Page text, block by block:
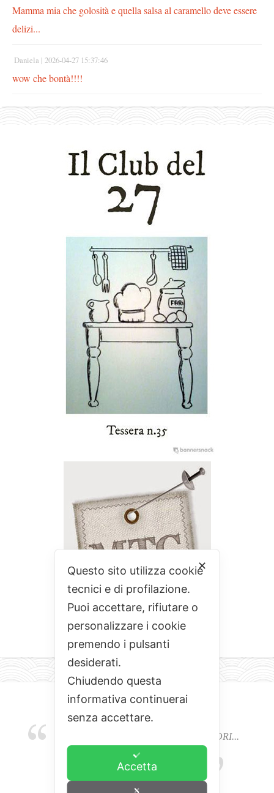
Mamma mia che golosità e quella salsa al caramello deve essere
delizi...
Daniela | 2026-04-27 15:37:46
wow che bontà!!!!
EMOZIONI, COLORI, ODORI E SAPORI...
L'ALCHIMIA DEL BUON CIBO
✕
Questo sito utilizza cookie
tecnici e di profilazione.
Puoi accettare, rifiutare o
personalizzare i cookie
premendo i pulsanti
desiderati.
Chiudendo questa
informativa continuerai
senza accettare.
Accetta